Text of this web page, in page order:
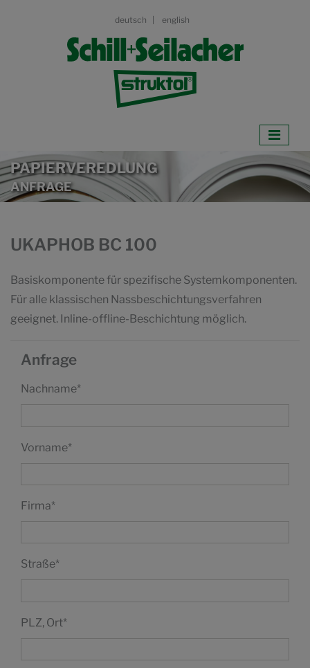
deutsch english
PAPIERVEREDLUNG
ANFRAGE
UKAPHOB BC 100
Basiskomponente für spezifische Systemkomponenten.
Für alle klassischen Nassbeschichtungsverfahren
geeignet. Inline-offline-Beschichtung möglich.
Anfrage
Nachname*
Vorname*
Firma*
Straße*
PLZ, Ort*